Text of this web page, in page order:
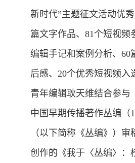
新时代”主题征文活动优
篇文字作品、81个短视频
编辑手记和案例分析、60
后感、20个优秀短视频入
青年编辑耿天维结合参与
中国早期传播著作丛编（
（以下简称《丛编》）
创作的《我于〈丛编〉：